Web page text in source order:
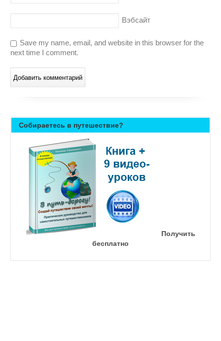
Вэбсайт
Save my name, email, and website in this browser for the
next time I comment.
Собираетесь в путешествие?
Получить
бесплатно